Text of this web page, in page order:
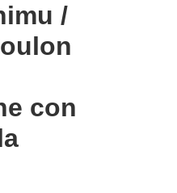
/
con